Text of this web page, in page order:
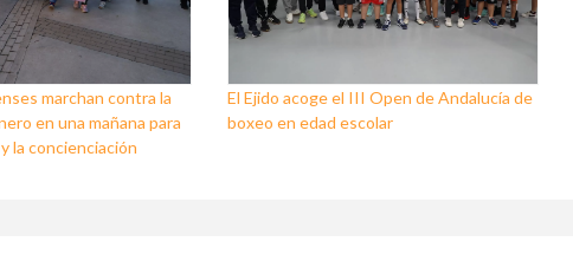
marchan contra la
en una mañana para
la concienciación
El Ejido acoge el III Open de Andalucía de
boxeo en edad escolar